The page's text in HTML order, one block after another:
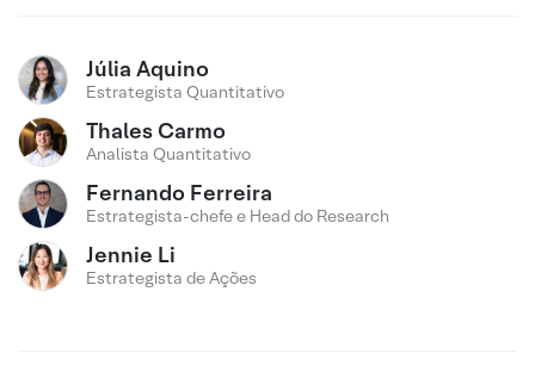
Júlia Aquino
Estrategista Quantitativo
Thales Carmo
Analista Quantitativo
Fernando Ferreira
Estrategista-chefe e Head do Research
Jennie Li
Estrategista de Ações